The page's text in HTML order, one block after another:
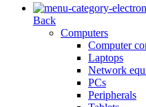
Back
Computers
Computer
Laptops
Network
PCs
Peripherals